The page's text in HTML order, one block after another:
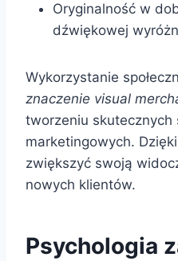
Oryginalność w
dźwiękowej
Wykorzystanie
znaczenie visual
tworzeniu skutecznych
marketingowych.
zwiększyć swoją
nowych klientów.
Psychologia